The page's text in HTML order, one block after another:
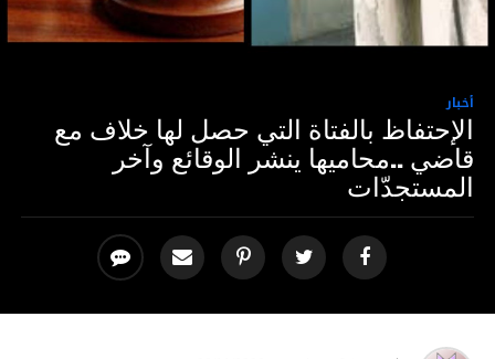
أخبار
الإحتفاظ بالفتاة التي حصل لها خلاف مع
قاضي ..محاميها ينشر الوقائع وآخر
المستجدّات